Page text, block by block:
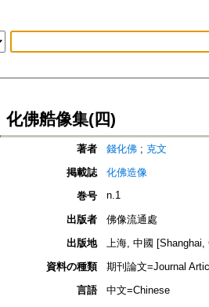
化佛艁像集(四)
著者 錢化佛 ; 克文
掲載誌
化佛造像
巻号
n.1
出版者
佛像流通處
出版地
上海, 中國 [Shanghai,
資料の種類
期刊論文=Journal
言語
中文=Chinese